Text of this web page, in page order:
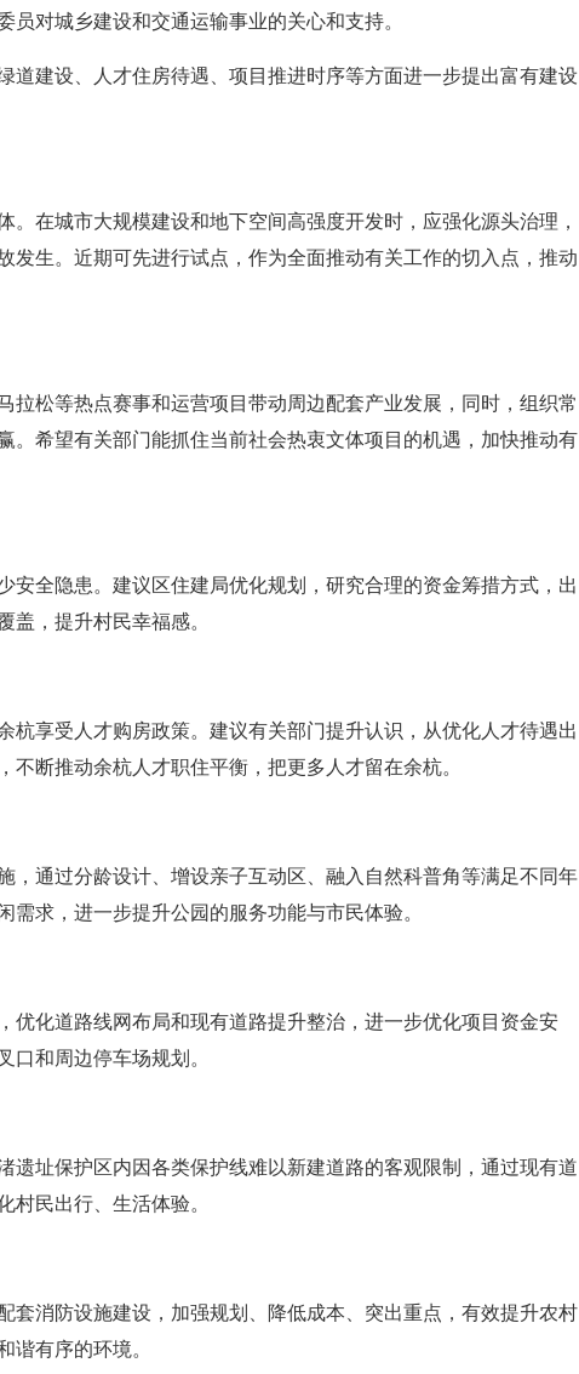
对城乡建设和交通运输事业的关心和支持。
道建设、人才住房待遇、项目推进时序等方面进一步提出富有建设
在城市大规模建设和地下空间高强度开发时，应强化源头治理，
发生。近期可先进行试点，作为全面推动有关工作的切入点，推动
拉松等热点赛事和运营项目带动周边配套产业发展，同时，组织常
。希望有关部门能抓住当前社会热衷文体项目的机遇，加快推动有
安全隐患。建议区住建局优化规划，研究合理的资金筹措方式，出
盖，提升村民幸福感。
杭享受人才购房政策。建议有关部门提升认识，从优化人才待遇出
断推动余杭人才职住平衡，把更多人才留在余杭。
，通过分龄设计、增设亲子互动区、融入自然科普角等满足不同年
求，进一步提升公园的服务功能与市民体验。
优化道路线网布局和现有道路提升整治，进一步优化项目资金安
口和周边停车场规划。
遗址保护区内因各类保护线难以新建道路的客观限制，通过现有道
村民出行、生活体验。
套消防设施建设，加强规划、降低成本、突出重点，有效提升农村
谐有序的环境。